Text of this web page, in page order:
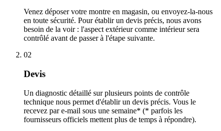
Venez déposer votre montre en magasin, ou envoyez-la-nous
en toute sécurité. Pour établir un devis précis, nous avons
besoin de la voir : l'aspect extérieur comme intérieur sera
contrôlé avant de passer à l'étape suivante.
02
Devis
Un diagnostic détaillé sur plusieurs points de contrôle
technique nous permet d'établir un devis précis. Vous le
recevez par e-mail sous une semaine* (* parfois les
fournisseurs officiels mettent plus de temps à répondre).